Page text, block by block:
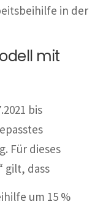
in der
mit
bis
Für dieses
gilt, dass
um 15 %